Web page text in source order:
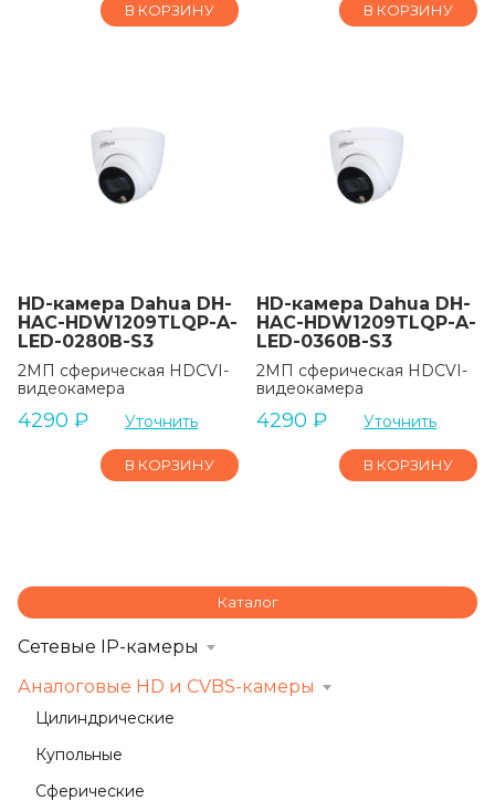
В КОРЗИНУ В КОРЗИНУ
HD-камера Dahua DH-
HAC-HDW1209TLQP-A-
LED-0280B-S3
2МП сферическая HDCVI-
видеокамера
4290 ₽ Уточнить
В КОРЗИНУ
HD-камера Dahua DH-
HAC-HDW1209TLQP-A-
LED-0360B-S3
2МП сферическая HDCVI-
видеокамера
4290 ₽ Уточнить
В КОРЗИНУ
Каталог
Сетевые IP-камеры
Аналоговые HD и CVBS-камеры
Цилиндрические
Купольные
Сферические